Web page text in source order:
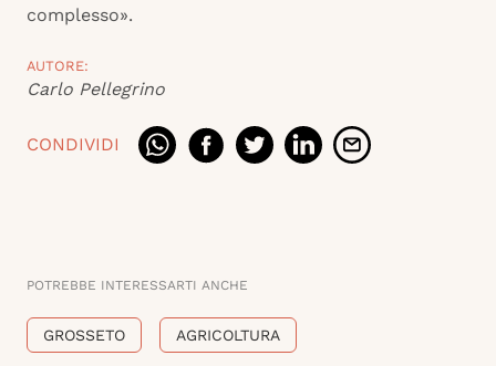
complesso».
AUTORE:
Carlo Pellegrino
CONDIVIDI
POTREBBE INTERESSARTI ANCHE
GROSSETO AGRICOLTURA